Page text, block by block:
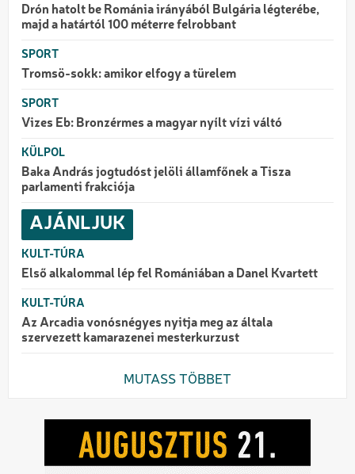
Drón hatolt be Románia irányából Bulgária légterébe,
majd a határtól 100 méterre felrobbant
SPORT
Tromsö-sokk: amikor elfogy a türelem
SPORT
Vizes Eb: Bronzérmes a magyar nyílt vízi váltó
KÜLPOL
Baka András jogtudóst jelöli államfőnek a Tisza
parlamenti frakciója
AJÁNLJUK
KULT-TÚRA
Első alkalommal lép fel Romániában a Danel Kvartett
KULT-TÚRA
Az Arcadia vonósnégyes nyitja meg az általa
szervezett kamarazenei mesterkurzust
MUTASS TÖBBET